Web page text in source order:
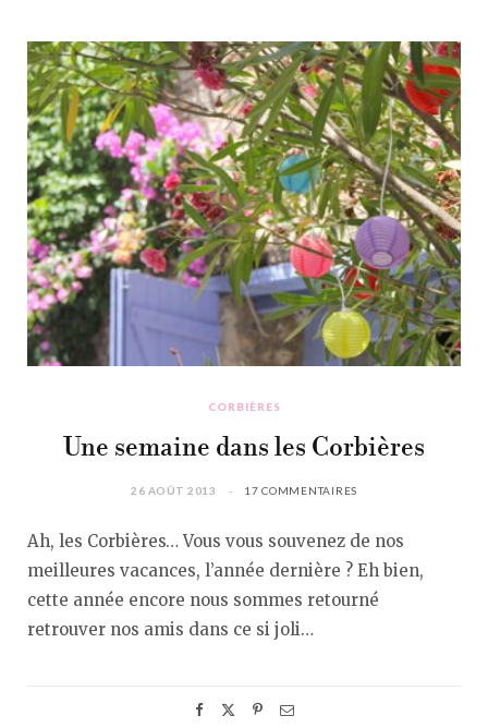
CORBIÈRES
Une semaine dans les Corbières
26 AOÛT 2013 17 COMMENTAIRES
Ah, les Corbières… Vous vous souvenez de nos
meilleures vacances, l’année dernière ? Eh bien,
cette année encore nous sommes retourné
retrouver nos amis dans ce si joli…